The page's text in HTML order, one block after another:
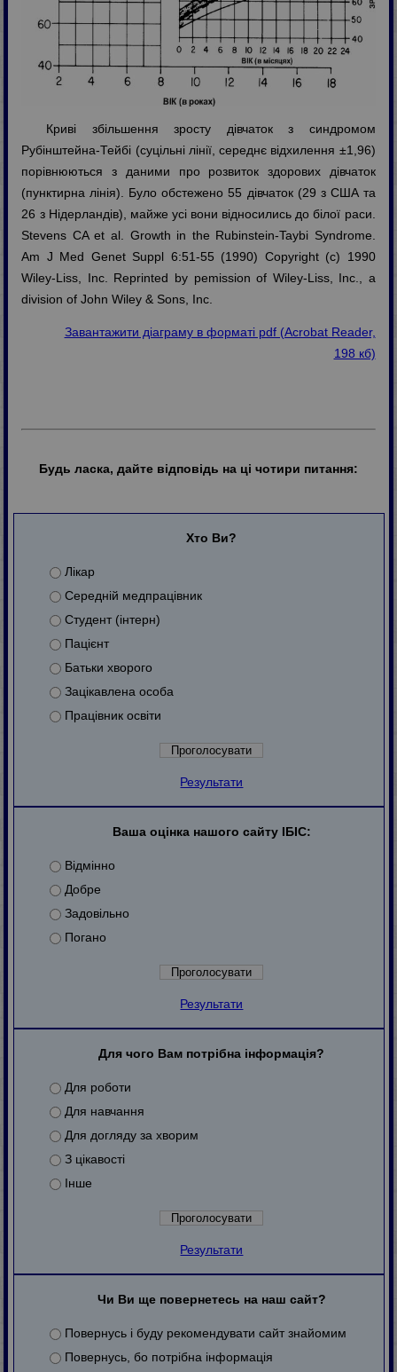
Криві збільшення зросту дівчаток з синдромом
Рубінштейна-Тейбі (суцільні лінії, середнє відхилення ±1,96)
порівнюються з даними про розвиток здорових дівчаток
(пунктирна лінія). Було обстежено 55 дівчаток (29 з США та
26 з Нідерландів), майже усі вони відносились до білої раси.
Stevens CA et al. Growth in the Rubinstein-Taybi Syndrome.
Am J Med Genet Suppl 6:51-55 (1990) Copyright (c) 1990
Wiley-Liss, Inc. Reprinted by pemission of Wiley-Liss, Inc., a
division of John Wiley & Sons, Inc.
Завантажити діаграму в форматі pdf (Acrobat Reader,
198 кб)
Будь ласка, дайте відповідь на ці чотири питання:
Хто Ви?
Лікар
Середній медпрацівник
Студент (інтерн)
Пацієнт
Батьки хворого
Зацікавлена особа
Працівник освіти
Результати
Ваша оцінка нашого сайту ІБІС:
Відмінно
Добре
Задовільно
Погано
Результати
Для чого Вам потрібна інформація?
Для роботи
Для навчання
Для догляду за хворим
З цікавості
Інше
Результати
Чи Ви ще повернетесь на наш сайт?
Повернусь і буду рекомендувати сайт знайомим
Повернусь, бо потрібна інформація